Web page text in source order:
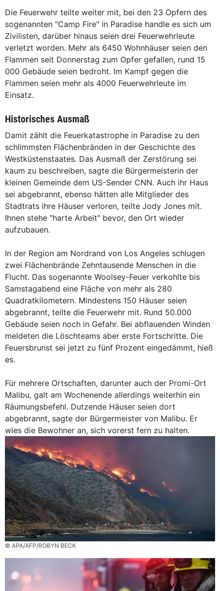
Die Feuerwehr teilte weiter mit, bei den 23 Opfern des
sogenannten "Camp Fire" in Paradise handle es sich um
Zivilisten, darüber hinaus seien drei Feuerwehrleute
verletzt worden. Mehr als 6450 Wohnhäuser seien den
Flammen seit Donnerstag zum Opfer gefallen, rund 15
000 Gebäude seien bedroht. Im Kampf gegen die
Flammen seien mehr als 4000 Feuerwehrleute im
Einsatz.
Historisches Ausmaß
Damit zählt die Feuerkatastrophe in Paradise zu den
schlimmsten Flächenbränden in der Geschichte des
Westküstenstaates. Das Ausmaß der Zerstörung sei
kaum zu beschreiben, sagte die Bürgermeisterin der
kleinen Gemeinde dem US-Sender CNN. Auch ihr Haus
sei abgebrannt, ebenso hätten alle Mitglieder des
Stadtrats ihre Häuser verloren, teilte Jody Jones mit.
Ihnen stehe "harte Arbeit" bevor, den Ort wieder
aufzubauen.
In der Region am Nordrand von Los Angeles schlugen
zwei Flächenbrände Zehntausende Menschen in die
Flucht. Das sogenannte Woolsey-Feuer verkohlte bis
Samstagabend eine Fläche von mehr als 280
Quadratkilometern. Mindestens 150 Häuser seien
abgebrannt, teilte die Feuerwehr mit. Rund 50.000
Gebäude seien noch in Gefahr. Bei abflauenden Winden
meldeten die Löschteams aber erste Fortschritte. Die
Feuersbrunst sei jetzt zu fünf Prozent eingedämmt, hieß
es.
Für mehrere Ortschaften, darunter auch der Promi-Ort
Malibu, galt am Wochenende allerdings weiterhin ein
Räumungsbefehl. Dutzende Häuser seien dort
abgebrannt, sagte der Bürgermeister von Malibu. Er
wies die Bewohner an, sich vorerst fern zu halten.
© APA/AFP/ROBYN BECK